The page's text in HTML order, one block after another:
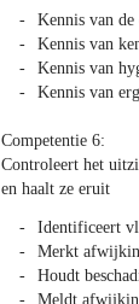
Kennis van
Kennis van
Kennis van
Kennis van
Competentie 6:
Controleert het
en haalt ze eruit
Identificeert
Merkt
Houdt
Meldt